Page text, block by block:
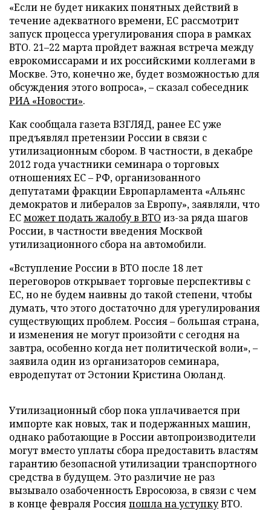
«Если не будет никаких понятных действий в
течение адекватного времени, ЕС рассмотрит
запуск процесса урегулирования спора в рамках
ВТО. 21–22 марта пройдет важная встреча между
еврокомиссарами и их российскими коллегами в
Москве. Это, конечно же, будет возможностью для
обсуждения этого вопроса», – сказал собеседник
РИА «Новости».
Как сообщала газета ВЗГЛЯД, ранее ЕС уже
предъявлял претензии России в связи с
утилизационным сбором. В частности, в декабре
2012 года участники семинара о торговых
отношениях ЕС – РФ, организованного
депутатами фракции Европарламента «Альянс
демократов и либералов за Европу», заявляли, что
ЕСможет подать жалобу в ВТО из-за ряда шагов
России, в частности введения Москвой
утилизационного сбора на автомобили.
«Вступление России в ВТО после 18 лет
переговоров открывает торговые перспективы с
ЕС, но не будем наивны до такой степени, чтобы
думать, что этого достаточно для урегулирования
существующих проблем. Россия – большая страна,
и изменения не могут произойти с сегодня на
завтра, особенно когда нет политической воли», –
заявила один из организаторов семинара,
евродепутат от Эстонии Кристина Оюланд.
Утилизационный сбор пока уплачивается при
импорте как новых, так и подержанных машин,
однако работающие в России автопроизводители
могут вместо уплаты сбора предоставить властям
гарантию безопасной утилизации транспортного
средства в будущем. Это различие не раз
вызывало озабоченность Евросоюза, в связи с чем
в конце февраля Россияпошла на уступкуВТО.